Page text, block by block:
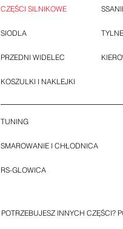
CZĘŚCI SILNIKOWE
SIODLA
PRZEDNI WIDELEC
KOSZULKI I NAKLEJKI
TUNING
SMAROWANIE I CHŁODNICA
RS-GLOWICA
POTRZEBUJESZ INNYCH CZĘŚCI?